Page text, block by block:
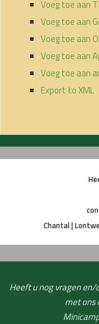
Voeg toe aan
Voeg toe aan
Voeg toe aan
Voeg toe aan
Voeg toe aan
Export to XML
Chantal |
Heeft u nog vragen
met ons